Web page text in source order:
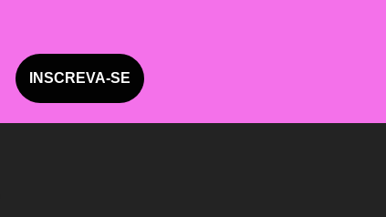
INSCREVA-SE